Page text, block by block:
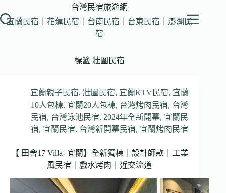
至
台灣民宿旅遊網
宜蘭民宿｜花蓮民宿｜台南民宿｜台東民宿｜澎湖民
宿
標籤 壯圍民宿
宜蘭親子民宿,壯圍民宿, 宜蘭KTV民宿, 宜蘭
10人包棟, 宜蘭20人包棟, 台灣烤肉民宿, 台灣
民宿, 台灣泳池民宿, 2024年全新開幕, 宜蘭民
宿, 宜蘭民宿, 台灣新開幕民宿, 宜蘭烤肉民宿
【 田舍17 Villa- 宜蘭】全新獨棟｜設計師款｜工業
風民宿｜戲水烤肉｜近交流道